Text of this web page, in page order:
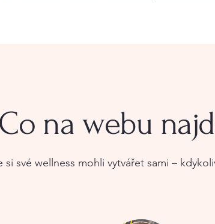
Co na webu
si své wellness mohli vytvářet sami –